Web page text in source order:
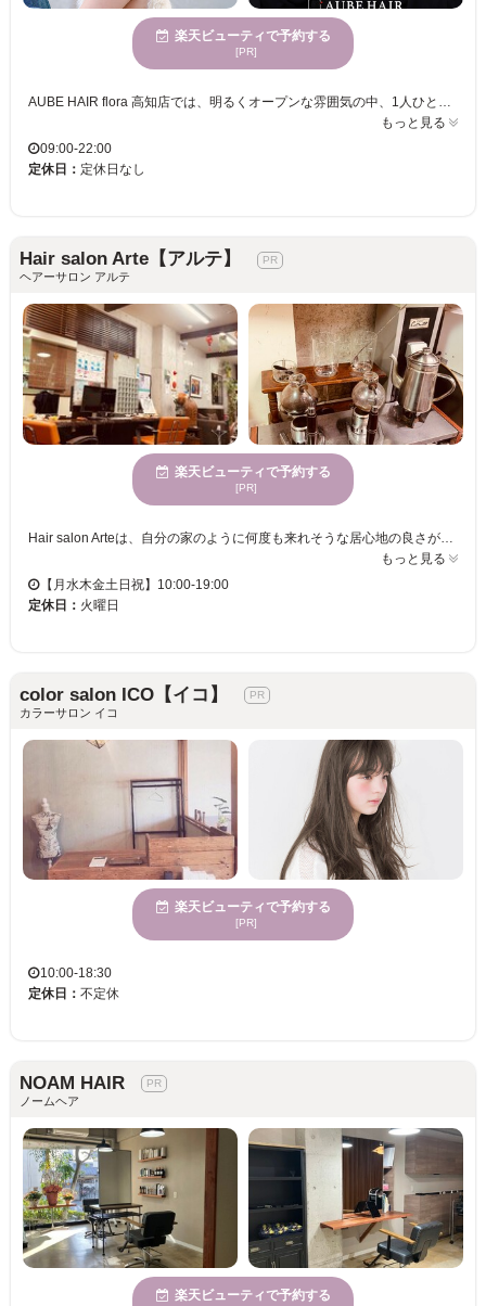
楽天ビューティで予約する
[PR]
AUBE HAIR flora 高知店では、明るくオープンな雰囲気の中、1人ひとりの髪質や骨格に合ったスタイルをご提案いたします。当サロンでは、男女を問わずライフスタイルに合わせた“自分に似合う”スタイルを大切にし、トレンドを取り入れつつ“私らしい可愛さ”を演出します。また、何度も通えるお手頃価格で、理想のヘアスタイルを持続可能。若い女性に特に支持されており、毎日がより楽しくなるようなお手伝いをいたします。心地よい、自分史上最高の似合わせヘアをAUBE HAIR flora 高知店で体験してみませんか。マンツーマンの丁寧なカウンセリングと施術で、お客様一人ひとりに寄り添います。ぜひ一度お越しください。
もっと見る
09:00-22:00
定休日： 定休日なし
Hair salon Arte【アルテ】
ヘアーサロン アルテ
楽天ビューティで予約する
[PR]
もっと見る
【月水木金土日祝】10:00-19:00
定休日： 火曜日
color salon ICO【イコ】
カラーサロン イコ
楽天ビューティで予約する
[PR]
10:00-18:30
定休日： 不定休
NOAM HAIR
ノームヘア
楽天ビューティで予約する